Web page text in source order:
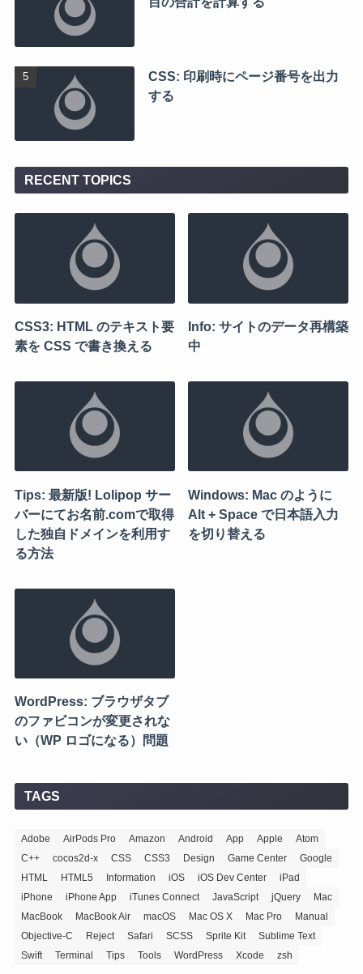
CSS: 印刷時にページ番号を出力
する
RECENT TOPICS
CSS3: HTML のテキスト要
素を CSS で書き換える
Info: サイトのデータ再構築
中
Tips: 最新版! Lolipop サー
バーにてお名前.comで取得
した独自ドメインを利用す
る方法
Windows: Mac のように
Alt + Space で日本語入力
を切り替える
WordPress: ブラウザタブ
のファビコンが変更されな
い（WP ロゴになる）問題
TAGS
Adobe AirPods Pro Amazon Android App Apple
Atom
C++
cocos2d-x CSS CSS3 Design Game Center
Google
HTML
HTML5 Information iOS iOS Dev Center
iPad
iPhone
iPhone App iTunes Connect JavaScript jQuery
Mac
MacBook
MacBook Air macOS Mac OS X Mac Pro
Manual
Objective-C
Reject Safari SCSS Sprite Kit
Sublime Text
Swift
Terminal Tips Tools WordPress Xcode zsh